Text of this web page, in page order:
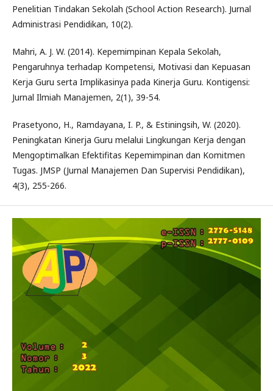
Penelitian Tindakan Sekolah (School Action Research). Jurnal
Administrasi Pendidikan, 10(2).
Mahri, A. J. W. (2014). Kepemimpinan Kepala Sekolah,
Pengaruhnya terhadap Kompetensi, Motivasi dan Kepuasan
Kerja Guru serta Implikasinya pada Kinerja Guru. Kontigensi:
Jurnal Ilmiah Manajemen, 2(1), 39-54.
Prasetyono, H., Ramdayana, I. P., & Estiningsih, W. (2020).
Peningkatan Kinerja Guru melalui Lingkungan Kerja dengan
Mengoptimalkan Efektifitas Kepemimpinan dan Komitmen
Tugas. JMSP (Jurnal Manajemen Dan Supervisi Pendidikan),
4(3), 255-266.